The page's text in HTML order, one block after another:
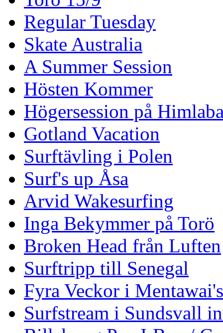
Regular Tuesday
Skate Australia
A Summer Session
Hösten Kommer
Högersession på
Gotland Vacation
Surftävling i Polen
Surf's up Åsa
Arvid Wakesurfing
Inga Bekymmer på Torö
Broken Head från Luften
Surftripp till Senegal
Fyra Veckor i Mentawai's
Surfstream i Sundsvall